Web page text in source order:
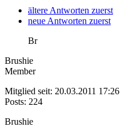
ältere Antworten zuerst
neue Antworten zuerst
Br
Brushie
Member
Mitglied seit: 20.03.2011 17:26
Posts: 224
Brushie